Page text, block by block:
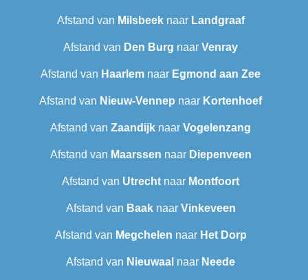
Afstand van Milsbeeknaar Landgraaf
Afstand van Den Burg naar Venray
Afstand van Haarlem naar Egmond aan Zee
Afstand van Nieuw-Vennep naar Kortenhoef
Afstand van Zaandijk naar Vogelenzang
Afstand van Maarssen naar Diepenveen
Afstand van Utrecht naar Montfoort
Afstand van Baaknaar Vinkeveen
Afstand van Megchelen naar Het Dorp
Afstand van Nieuwaal naar Neede